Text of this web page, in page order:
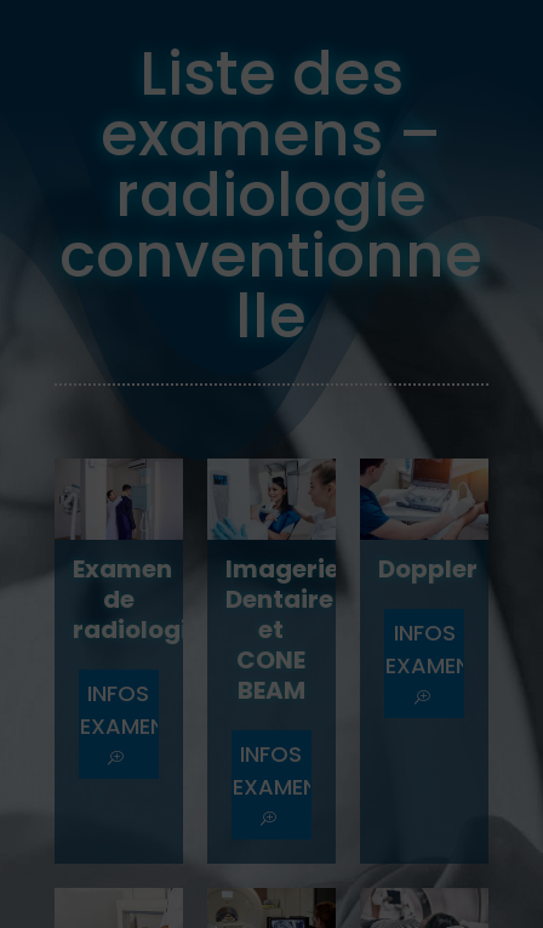
Liste des
examens –
radiologie
conventionne
lle
Examen
de
radiologie
INFOS
EXAMEN
T
Imagerie
Dentaire
et
CONE
BEAM
INFOS
EXAMEN
T
Doppler
INFOS
EXAMEN
T